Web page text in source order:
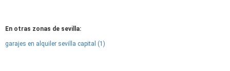
En otras zonas de sevilla:
garajes en alquiler sevilla capital (1)